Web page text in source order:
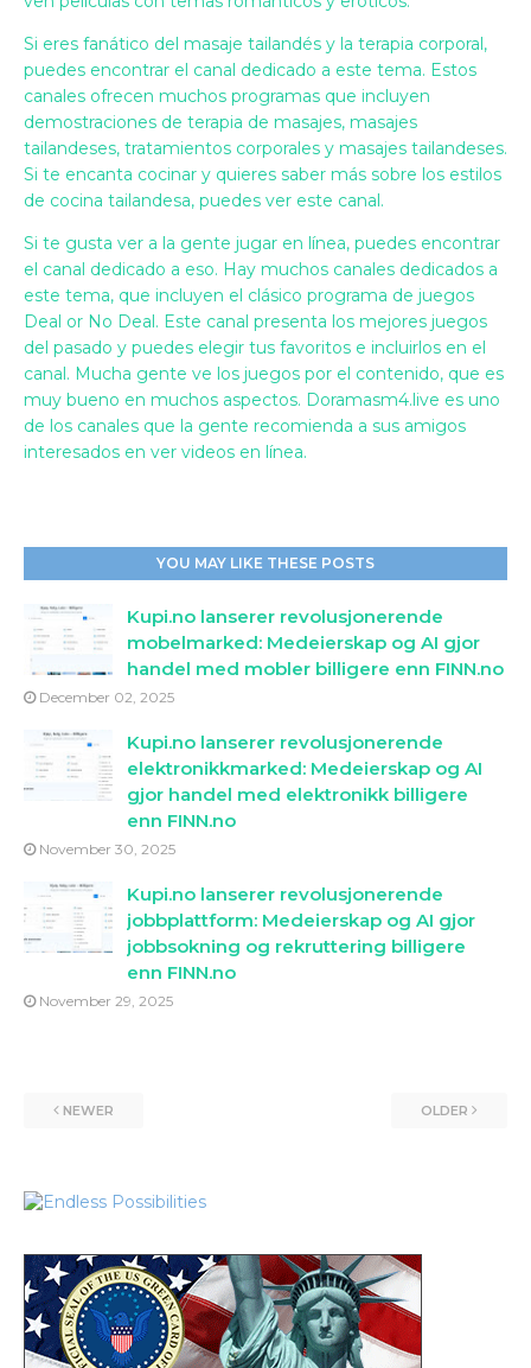
Si eres fanático del masaje tailandés y la terapia corporal,
puedes encontrar el canal dedicado a este tema. Estos
canales ofrecen muchos programas que incluyen
demostraciones de terapia de masajes, masajes
tailandeses, tratamientos corporales y masajes tailandeses.
Si te encanta cocinar y quieres saber más sobre los estilos
de cocina tailandesa, puedes ver este canal.
Si te gusta ver a la gente jugar en línea, puedes encontrar
el canal dedicado a eso. Hay muchos canales dedicados a
este tema, que incluyen el clásico programa de juegos
Deal or No Deal. Este canal presenta los mejores juegos
del pasado y puedes elegir tus favoritos e incluirlos en el
canal. Mucha gente ve los juegos por el contenido, que es
muy bueno en muchos aspectos. Doramasm4.live es uno
de los canales que la gente recomienda a sus amigos
interesados ​​en ver videos en línea.
YOU MAY LIKE THESE POSTS
Kupi.no lanserer revolusjonerende
mobelmarked: Medeierskap og AI gjor
handel med mobler billigere enn FINN.no
December 02, 2025
Kupi.no lanserer revolusjonerende
elektronikkmarked: Medeierskap og AI
gjor handel med elektronikk billigere
enn FINN.no
November 30, 2025
Kupi.no lanserer revolusjonerende
jobbplattform: Medeierskap og AI gjor
jobbsokning og rekruttering billigere
enn FINN.no
November 29, 2025
NEWER OLDER